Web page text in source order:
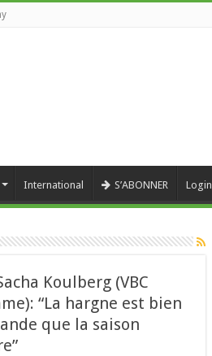
International S’ABONNER Login
Koulberg (VBC
“La hargne est bien
que la saison